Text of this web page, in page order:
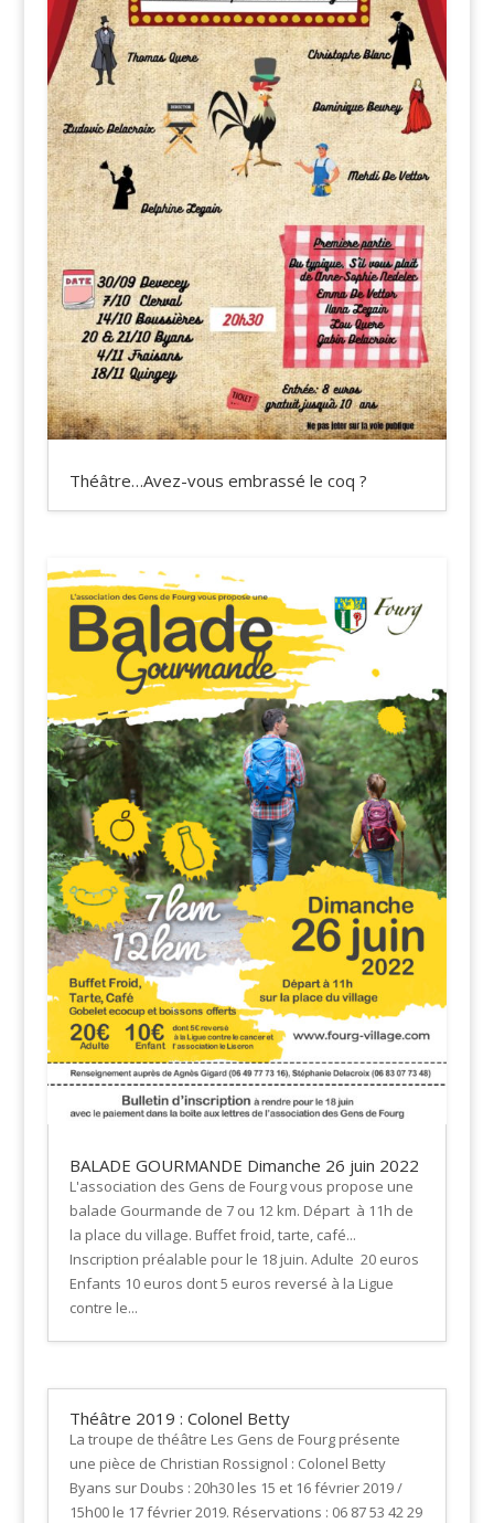
Théâtre…Avez-vous embrassé le coq ?
BALADE GOURMANDE Dimanche 26 juin 2022
L'association des Gens de Fourg vous propose une
balade Gourmande de 7 ou 12 km. Départ à 11h de
la place du village. Buffet froid, tarte, café...
Inscription préalable pour le 18 juin. Adulte 20 euros
Enfants 10 euros dont 5 euros reversé à la Ligue
contre le...
Théâtre 2019 : Colonel Betty
La troupe de théâtre Les Gens de Fourg présente
une pièce de Christian Rossignol : Colonel Betty
Byans sur Doubs : 20h30 les 15 et 16 février 2019 /
15h00 le 17 février 2019. Réservations : 06 87 53 42 29